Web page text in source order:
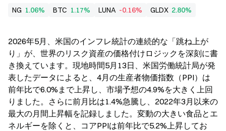
NG 1.06% BTC 1.17% LUNA -0.16% GLDX 2.80%
2026年5月、米国のインフレ統計の連続的な「跳ね上が
り」が、世界のリスク資産の価格付けロジックを深刻に書
き換えています。現地時間5月13日、米国労働統計局が発
表したデータによると、4月の生産者物価指数（PPI）は
前年比で6.0%まで上昇し、市場予想の4.9%を大きく上回
りました。さらに前月比は1.4%急騰し、2022年3月以来の
最大の月間上昇幅を記録しました。変動の大きい食品とエ
ネルギーを除くと、コアPPIは前年比で5.2%上昇してお